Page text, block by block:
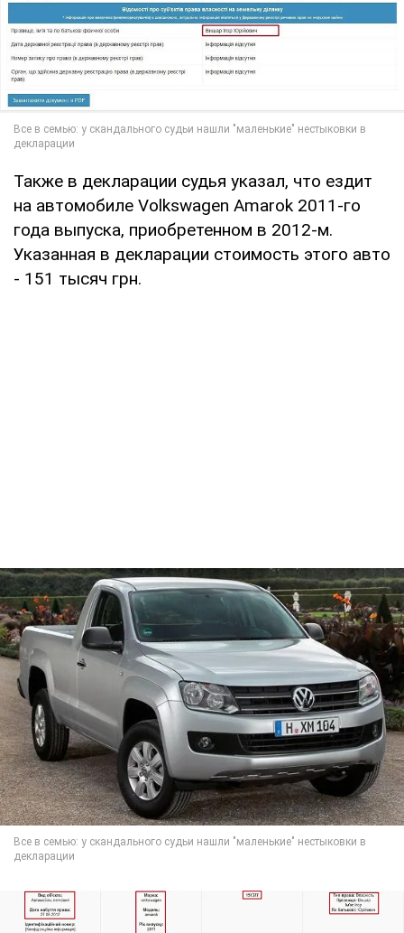
Также в декларации судья указал, что ездит
на автомобиле Volkswagen Amarok 2011-го
года выпуска, приобретенном в 2012-м.
Указанная в декларации стоимость этого авто
- 151 тысяч грн.